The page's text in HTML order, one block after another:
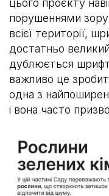
цього проєкту
порушеннями
всієї території,
достатньо великий
дублюється
важливо це
одна з
і вона часто